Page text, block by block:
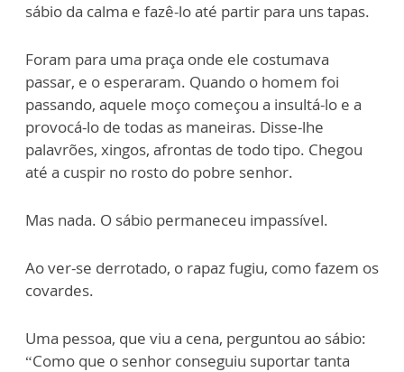
sábio da calma e fazê-lo até partir para uns tapas.
Foram para uma praça onde ele costumava
passar, e o esperaram. Quando o homem foi
passando, aquele moço começou a insultá-lo e a
provocá-lo de todas as maneiras. Disse-lhe
palavrões, xingos, afrontas de todo tipo. Chegou
até a cuspir no rosto do pobre senhor.
Mas nada. O sábio permaneceu impassível.
Ao ver-se derrotado, o rapaz fugiu, como fazem os
covardes.
Uma pessoa, que viu a cena, perguntou ao sábio:
“Como que o senhor conseguiu suportar tanta